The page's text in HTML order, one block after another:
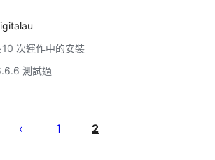
10 次運作中的安裝
測試過
1 2